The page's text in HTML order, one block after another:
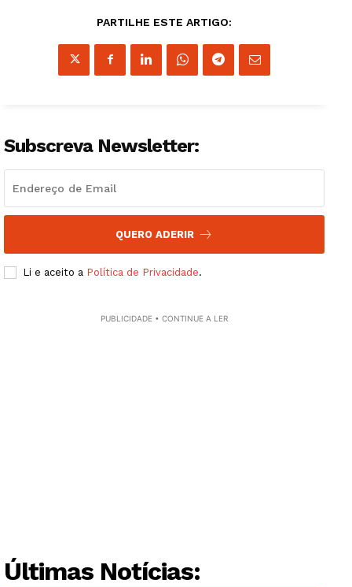
SUBSCREVA JÁ!
Edição Digital
Europa
Grande Entrevista
PARTILHE ESTE ARTIGO:
Subscreva Newsletter:
QUERO ADERIR
Li e aceito a Política de Privacidade.
PUBLICIDADE • CONTINUE A LER
Últimas Notícias: